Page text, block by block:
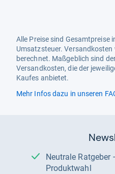
Alle Preise sind Gesamtpreise
Umsatzsteuer.
berechnet. Maßgeblich sind
Versandkosten, die der
Kaufes anbietet.
Mehr Infos dazu in unseren
Neutrale Ratgeber – hilfreich für Ihre
Produktwahl